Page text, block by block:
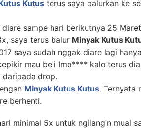
Kutus terus saya balurkan ke
sampe hari berikutnya 25 Maret
saya terus balur Minyak Kutus
saya sudah nggak diare lagi
mau beli Imo**** kalo terus
daripada drop.
Minyak Kutus Kutus. Ternyata
berhenti.
minimal 5x untuk ngilangin mual